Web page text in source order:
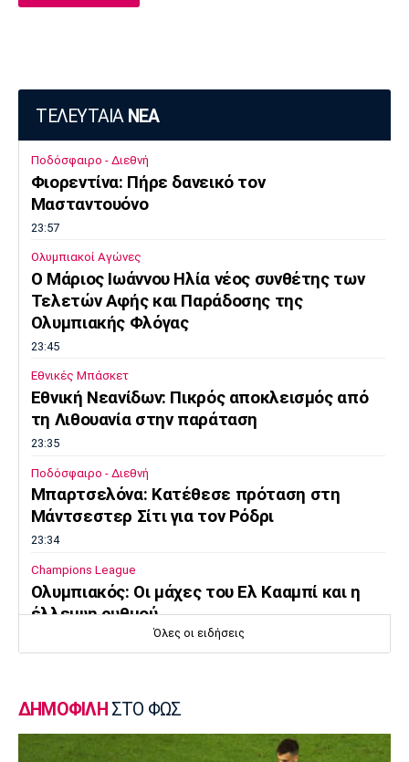
ΤΕΛΕΥΤΑΙΑ ΝΕΑ
Ποδόσφαιρο - Διεθνή
Φιορεντίνα: Πήρε δανεικό τον
Μασταντουόνο
23:57
Ολυμπιακοί Αγώνες
O Μάριος Ιωάννου Ηλία νέος συνθέτης των
Τελετών Αφής και Παράδοσης της
Ολυμπιακής Φλόγας
23:45
Εθνικές Μπάσκετ
Εθνική Νεανίδων: Πικρός αποκλεισμός από
τη Λιθουανία στην παράταση
23:35
Ποδόσφαιρο - Διεθνή
Μπαρτσελόνα: Κατέθεσε πρόταση στη
Μάντσεστερ Σίτι για τον Ρόδρι
23:34
Champions League
Ολυμπιακός: Οι μάχες του Ελ Κααμπί και η
έλλειψη ρυθμού
23:22
Όλες οι ειδήσεις
ΔΗΜΟΦΙΛΗ ΣΤΟ ΦΩΣ